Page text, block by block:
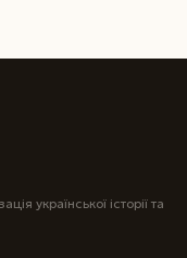
української історії та